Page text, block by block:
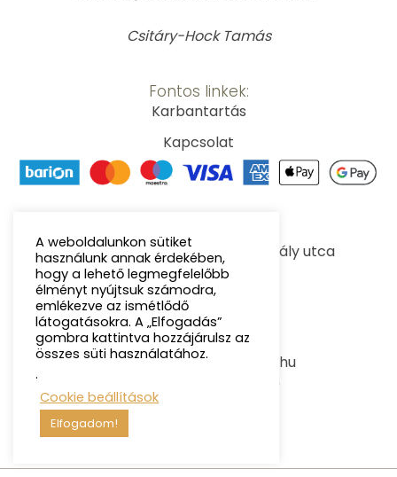
Csitáry-Hock Tamás
Fontos linkek:
Karbantartás
Kapcsolat
Átvevő pont:
8900 Zalaegerszeg, Tompa Mihály utca
H - P: 07:00 - 14:00
Kapcsolat:
E-mail: info@kavegepem.hu
A weboldalunkon sütiket
használunk annak érdekében,
hogy a lehető legmegfelelőbb
élményt nyújtsuk számodra,
emlékezve az ismétlődő
látogatásokra. A „Elfogadás”
gombra kattintva hozzájárulsz az
összes süti használatához.
.
Cookie beállítások
Elfogadom!